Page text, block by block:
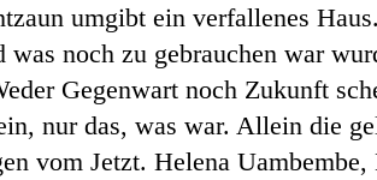
umgibt ein verfallenes
was noch zu gebrauchen war
Gegenwart noch Zukunft
nur das, was war. Allein die
vom Jetzt. Helena Uambembe,